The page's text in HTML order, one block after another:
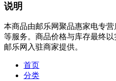
说明
本商品由邮乐网聚品惠家电专
等服务。商品价格与库存最终
邮乐网入驻商家提供。
首页
分类